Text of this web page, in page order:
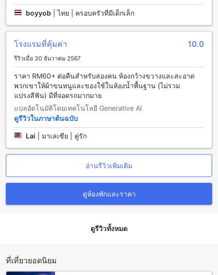
ประสบการณ์ที่ดีที่สุดในการพักผ่อนที่ตรัง แกรนด์ โฮเทล (SHA
Extra Plus) นอกจากนี้ การจองห้องพักที่ตรัง แกรนด์ โฮเทล (SHA
Extra Plus) ผ่าน Agoda ยังมีประโยชน์อีกมากมาย เพราะคุณจะ
ได้รับราคาที่ดีที่สุดและประสบการณ์ในการจองที่ง่ายและไม่ยุ่ง
ยาก
ตรังซิตี้เซนเตอร์ เป็นสถานที่ท่องเที่ยวที่น่าสนใจในเมืองตรัง ไทย
โรงแรมตั้งอยู่ในทำเลที่สะดวกสบายและเป็นศูนย์กลางของเมือง
ทำให้ผู้เข้าพักสามารถเข้าถึงสถานที่ท่องเที่ยวหลากหลายในเมือง
ได้อย่างง่ายดาย
ในระยะทางเดินเพียงไม่กี่นาทีจากโรงแรม คุณสามารถเดินเล่นที่
ถนนคนเดินในตัวเมืองได้ ซึ่งเต็มไปด้วยร้านค้าและร้านอาหารที่
น่าสนใจ คุณสามารถสั่งอาหารอร่อยท้องถิ่นและสินค้าที่ทำจาก
ผลิตภัณฑ์ท้องถิ่นได้
นอกจากนี้ ตรังซิตี้เซนเตอร์ยังอยู่ใกล้กับห้างสรรพสินค้าใหญ่แห่ง
หนึ่งในเมือง ที่นี่คุณสามารถเพลิดเพลินกับการช้อปปิ้งและสัมผัส
การเดินทางจากสนามบินใกล้เคียงไปยัง ตรัง แกรนด์ โฮเทล (SHA
ตรัง แกรนด์ โฮเทล (SHA Extra Plus) เป็นโรงแรมที่ตั้งอยู่ในตรัง
สนามบินตรังไปยังโรงแรมได้อย่างสะดวกสบาย
boyyob |ไทย | ครอบครัวที่มีเด็กเล็ก
โรงแรมที่คุ้มค่า 10.0
รีวิวเมื่อ 30 ธันวาคม 2567
ราคา RM60+ ต่อคืนสำหรับสองคน ห้องกว้างขวางและสะอาด
พวกเขาให้ผ้าขนหนูและของใช้ในห้องน้ำพื้นฐาน (ไม่รวม
แปรงสีฟัน) มีที่จอดรถมากมาย
แปลอัตโนมัติโดยเทคโนโลยี Generative AI
ดูรีวิวในภาษาต้นฉบับ
Lai มาเลเซีย | คู่รัก
อ่านรีวิวเพิ่มเติม
ดูห้องพักและราคา
ดูรีวิวทั้งหมด
ที่เที่ยวยอดนิยม